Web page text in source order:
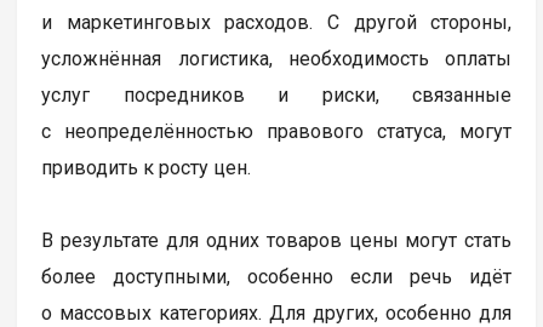
и маркетинговых расходов. С другой стороны,
усложнённая логистика, необходимость оплаты
услуг посредников и риски, связанные
с неопределённостью правового статуса, могут
приводить к росту цен.
В результате для одних товаров цены могут стать
более доступными, особенно если речь идёт
о массовых категориях. Для других, особенно для